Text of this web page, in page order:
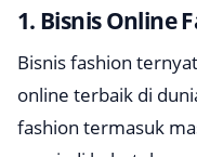
1. Bisnis Online
Bisnis fashion
online terbaik di
fashion termasuk